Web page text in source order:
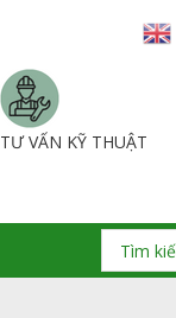
TƯ VẤN KỸ THUẬT